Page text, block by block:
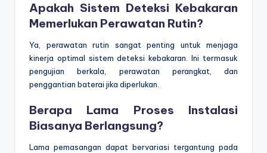
Apakah Sistem Deteksi Kebakaran
Memerlukan Perawatan Rutin?
Ya, perawatan rutin sangat penting untuk menjaga
kinerja optimal sistem deteksi kebakaran. Ini termasuk
pengujian berkala, perawatan perangkat, dan
penggantian baterai jika diperlukan.
Berapa Lama Proses Instalasi
Biasanya Berlangsung?
Lama pemasangan dapat bervariasi tergantung pada